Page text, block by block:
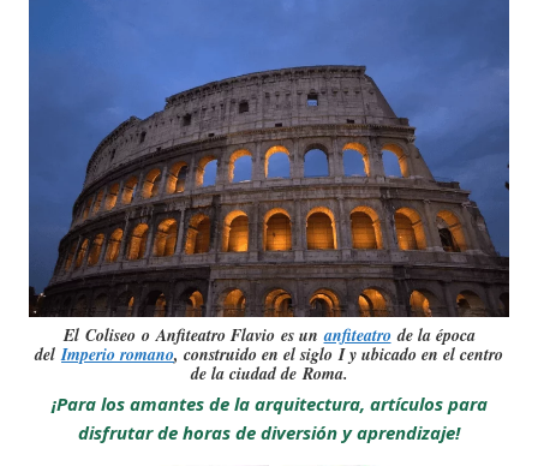
El Coliseo o Anfiteatro Flavio es unanfiteatrode la época
delImperio romano, construido en el siglo I y ubicado en el centro
de la ciudad de Roma.
¡Para los amantes de la arquitectura, artículos para
disfrutar de horas de diversión y aprendizaje!